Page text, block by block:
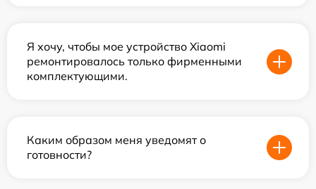
Я хочу, чтобы мое устройство Xiaomi
ремонтировалось только фирменными
комплектующими.
Каким образом меня уведомят о
готовности?